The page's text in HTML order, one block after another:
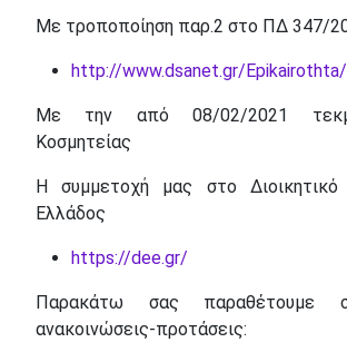
Με τροποποίηση παρ.2 στο ΠΔ 347/
http://www.dsanet.gr/
Με την από 08/02/2021
Κοσμητείας
Η συμμετοχή μας στο Διοικητικό
Ελλάδος
https://dee.gr/
Παρακάτω σας παραθέτουμε
ανακοινώσεις-προτάσεις: